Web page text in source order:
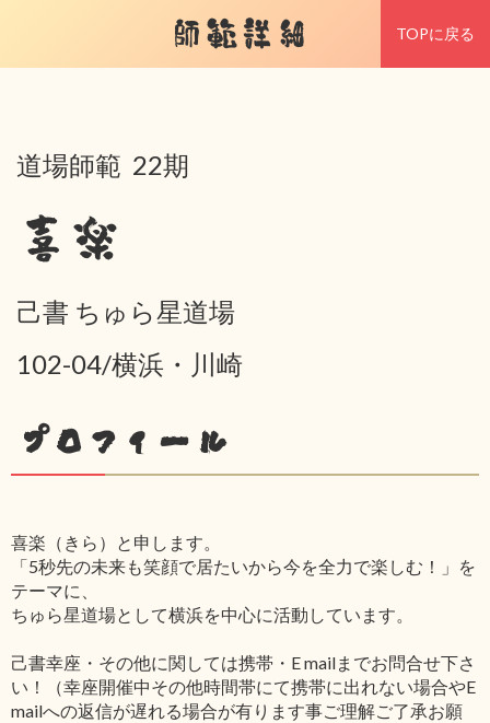
師範詳細 TOPに戻る
道場師範 22期
喜楽
己書 ちゅら星道場
102-04/横浜・川崎
プロフィール
喜楽（きら）と申します。
「5秒先の未来も笑顔で居たいから今を全力で楽しむ！」を
テーマに、
ちゅら星道場として横浜を中心に活動しています。
己書幸座・その他に関しては携帯・E mailまでお問合せ下さ
い！（幸座開催中その他時間帯にて携帯に出れない場合やE
mailへの返信が遅れる場合が有ります事ご理解ご了承お願